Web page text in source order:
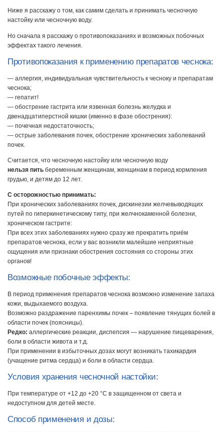
Ниже я расскажу о том, как самим сделать и принимать чесночную
настойку или чесночную воду.
Но сначала я расскажу о противопоказаниях и возможных побочных
эффектах такого лечения.
Противопоказания к применению препаратов чеснока:
— аллергия, индивидуальная чувствительность к чесноку и препаратам
чеснока;
— гепатит!
— обострение гастрита или язвенная болезнь желудка и
двенадцатиперстной кишки (именно в фазе обострения):
— почечная недостаточность;
— острые заболевания почек, обострение хронических заболеваний
почек.
Считается, что чесночную настойку или чесночную воду
нельзя пить беременным женщинам, женщинам в период кормления
грудью, и детям до 12 лет.
С осторожностью принимать:
При хронических заболеваниях почек, дискинезии желчевыводящих
путей по гиперкинетическому типу, при желчнокаменной болезни,
хроническом гастрите:
При всех этих заболеваниях нужно сразу же прекратить приём
препаратов чеснока, если у вас возникли малейшие неприятные
ощущения или признаки обострения состояния со стороны этих
органов!
Возможные побочные эффекты:
В период применения препаратов чеснока возможно изменение запаха
кожи, выдыхаемого воздуха.
Возможно раздражение паренхимы почек – появление тянущих болей в
области почек (поясницы).
Редко: аллергические реакции, диспепсия — нарушение пищеварения,
боли в области живота и т.д.
При применении в избыточных дозах могут возникать тахикардия
(учащение ритма сердца) и боли в области сердца.
Условия хранения чесночной настойки:
При температуре от +12 до +20 °С в защищенном от света и
недоступном для детей месте.
Способ применения и дозы: